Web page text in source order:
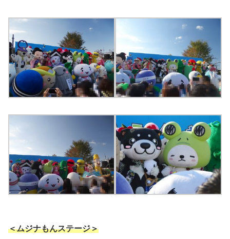
＜ムジナもんステージ＞